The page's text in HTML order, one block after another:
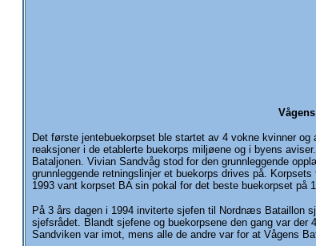
Det første jentebuekorpset ble startet av 4 vokne kvinner
reaksjoner i de etablerte buekorps miljøene og i byens
Bataljonen. Vivian Sandvåg stod for den grunnleggende
grunnleggende retningslinjer et buekorps drives på.
1993 vant korpset BA sin pokal for det beste buekorpset på
På 3 års dagen i 1994 inviterte sjefen til Nordnæs Bataillon
sjefsrådet. Blandt sjefene og buekorpsene den gang var
Sandviken var imot, mens alle de andre var for at Vågens